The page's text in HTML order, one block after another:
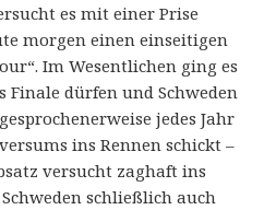
es mit einer Prise
morgen einen einseitigen
Im Wesentlichen ging es
Finale dürfen und Schweden
jedes Jahr
ins Rennen schickt –
versucht zaghaft ins
schließlich auch